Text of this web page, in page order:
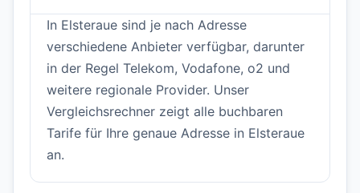
In Elsteraue sind je nach Adresse
verschiedene Anbieter verfügbar, darunter
in der Regel Telekom, Vodafone, o2 und
weitere regionale Provider. Unser
Vergleichsrechner zeigt alle buchbaren
Tarife für Ihre genaue Adresse in Elsteraue
an.